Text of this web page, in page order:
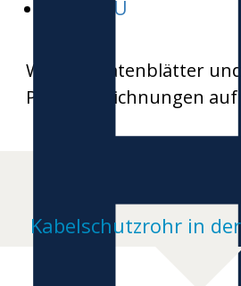
HEKABAU
Weitere Datenblätter und
Produktzeichnungen auf
Kabelschutzrohr in